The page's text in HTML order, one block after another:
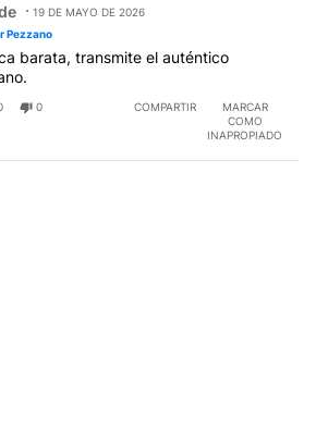
19 DE MAYO DE 2026
Pezzano
barata, transmite el auténtico
0 COMPARTIR
MARCAR
COMO
INAPROPIADO